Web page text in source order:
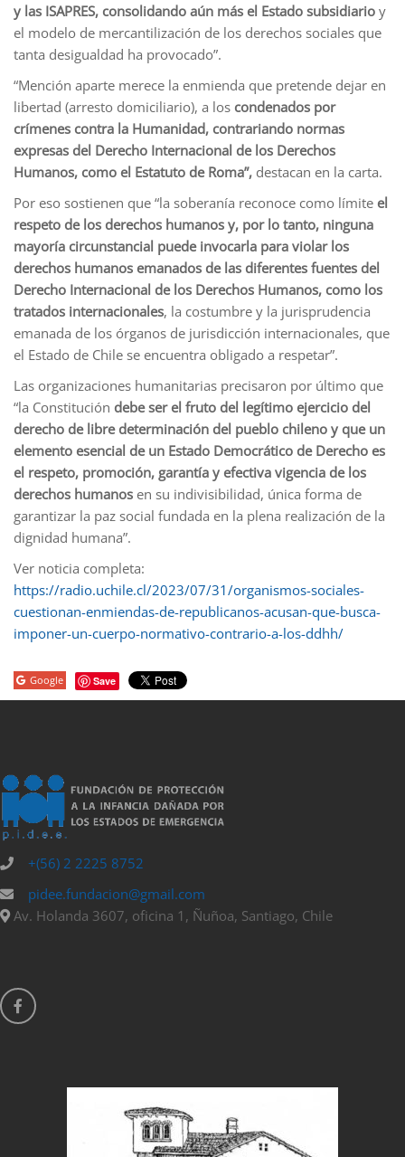
y las ISAPRES, consolidando aún más el Estado subsidiario y
el modelo de mercantilización de los derechos sociales que
tanta desigualdad ha provocado”.
“Mención aparte merece la enmienda que pretende dejar en
libertad (arresto domiciliario), a los condenados por
crímenes contra la Humanidad, contrariando normas
expresas del Derecho Internacional de los Derechos
Humanos, como el Estatuto de Roma”, destacan en la carta.
Por eso sostienen que “la soberanía reconoce como límite el
respeto de los derechos humanos y, por lo tanto, ninguna
mayoría circunstancial puede invocarla para violar los
derechos humanos emanados de las diferentes fuentes del
Derecho Internacional de los Derechos Humanos, como los
tratados internacionales, la costumbre y la jurisprudencia
emanada de los órganos de jurisdicción internacionales, que
el Estado de Chile se encuentra obligado a respetar”.
Las organizaciones humanitarias precisaron por último que
“la Constitución debe ser el fruto del legítimo ejercicio del
derecho de libre determinación del pueblo chileno y que un
elemento esencial de un Estado Democrático de Derecho es
el respeto, promoción, garantía y efectiva vigencia de los
derechos humanos en su indivisibilidad, única forma de
garantizar la paz social fundada en la plena realización de la
dignidad humana”.
Ver noticia completa:
https://radio.uchile.cl/2023/07/31/organismos-sociales-
cuestionan-enmiendas-de-republicanos-acusan-que-busca-
imponer-un-cuerpo-normativo-contrario-a-los-ddhh/
Google Save
+(56) 2 2225 8752
pidee.fundacion@gmail.com
Av. Holanda 3607, oficina 1, Ñuñoa, Santiago, Chile